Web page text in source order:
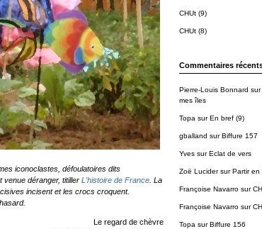
CHUt (9)
CHUt (8)
Commentaires
Pierre-Louis Bonnard sur
mes îles
Topa surEn bref (9)
gballand surBiffure 157
YvessurEclat de vers
Zoë LucidersurPartir en
Françoise Navarrosur
Françoise Navarrosur
Topa surBiffure 156
iconoclastes, défoulatoires dits
venue déranger, titiller L'histoire de France. La
incisent et les crocs croquent.
Le regard de chèvre